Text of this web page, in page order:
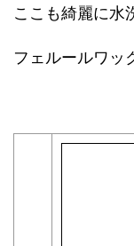
ここも綺麗に水
フェルールワッ